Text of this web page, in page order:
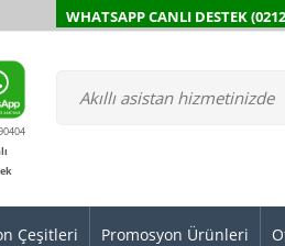
WHATSAPP CANLI DESTEK
Çeşitleri Promosyon Ürünleri